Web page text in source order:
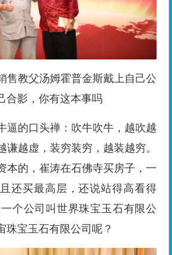
本的，崔涛在石佛寺买房子，一
还买最高层，还说站得高看得
个公司叫世界珠宝玉石有限公
珠宝玉石有限公司呢？